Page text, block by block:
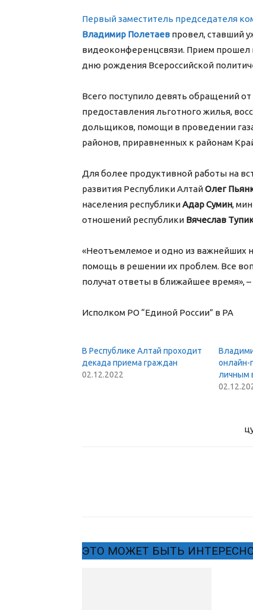
Первый заместитель председателя
Владимир Полетаев провел, ставший
видеоконференцсвязи. Прием прошел
дню рождения Всероссийской
Всего поступило девять обращений
предоставления льготного жилья,
дольщиков, помощи в проведении
районов, приравненных к районам
Для более продуктивной работы на
развития Республики АлтайОлег
населения республикиАдар Сумин,
отношений республики Вячеслав
«Неотъемлемое и одно из важнейших
помощь в решении их проблем. Все
получат ответы в ближайшее время»,
Исполком РО “Единой России” в РА
В Республике Алтай проходит
декада приема граждан
02.12.2022
онлайн-
личным
ЭТО МОЖЕТ БЫТЬ